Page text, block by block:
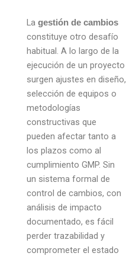
La gestión de cambios
constituye otro desafío
habitual. A lo largo de la
ejecución de un proyecto
surgen ajustes en diseño,
selección de equipos o
metodologías
constructivas que
pueden afectar tanto a
los plazos como al
cumplimiento GMP. Sin
un sistema formal de
control de cambios, con
análisis de impacto
documentado, es fácil
perder trazabilidad y
comprometer el estado